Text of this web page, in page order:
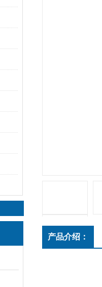
产品介绍：